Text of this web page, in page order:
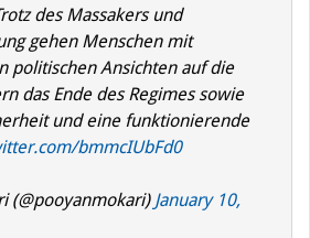
des Massakers und
gehen Menschen mit
politischen Ansichten auf die
das Ende des Regimes sowie
und eine funktionierende
bmmcIUbFd0
(@pooyanmokari) January 10,